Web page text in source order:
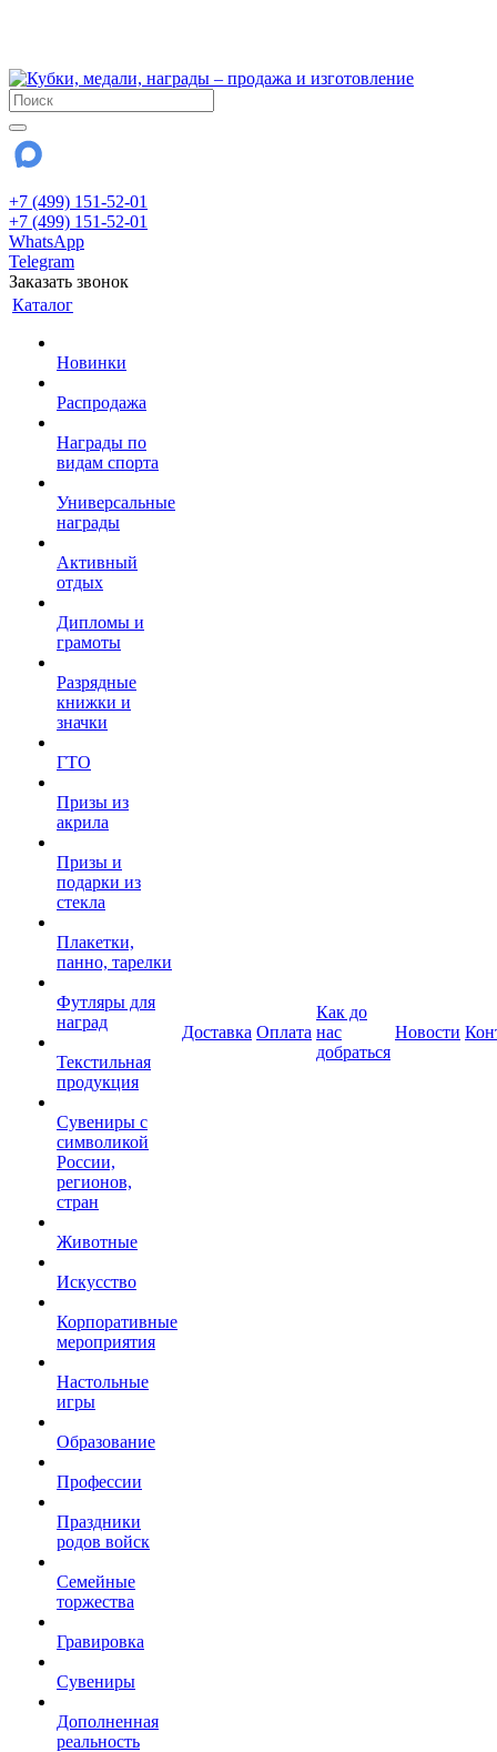
+7 (499) 151-52-01
+7 (499) 151-52-01
WhatsApp
Telegram
Заказать звонок
Каталог
Новинки
Распродажа
Награды по
видам спорта
Универсальные
награды
Активный
отдых
Дипломы и
грамоты
Разрядные
книжки и
значки
ГТО
Призы из
акрила
Призы и
подарки из
стекла
Плакетки,
панно, тарелки
Футляры для
наград
Текстильная
продукция
Сувениры с
символикой
России,
регионов,
стран
Животные
Искусство
Корпоративные
мероприятия
Настольные
игры
Образование
Профессии
Праздники
родов войск
Семейные
торжества
Гравировка
Сувениры
Дополненная
реальность
Доставка Оплата
Как до
нас
добраться
Новости